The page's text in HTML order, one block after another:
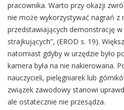
pracownika. Warto przy okazji
nie może wykorzystywać nagrań z
przedstawiających demonstrację
strajkujących”, (EROD s. 19).
natomiast gdyby w urzędzie było
kamera była na nie nakierowana.
nauczycieli, pielęgniarek lub
związek zawodowy stanowi
ale ostatecznie nie przesądza.